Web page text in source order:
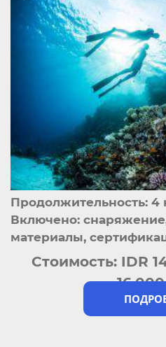
Продолжительность: 4
Включено:
материалы,
Стоимость: IDR